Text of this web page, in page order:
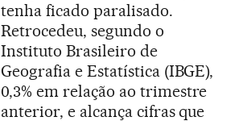
tenha ficado paralisado.
Retrocedeu, segundo o
Instituto Brasileiro de
Geografia e Estatística (IBGE),
0,3% em relação ao trimestre
anterior, e alcança cifras que